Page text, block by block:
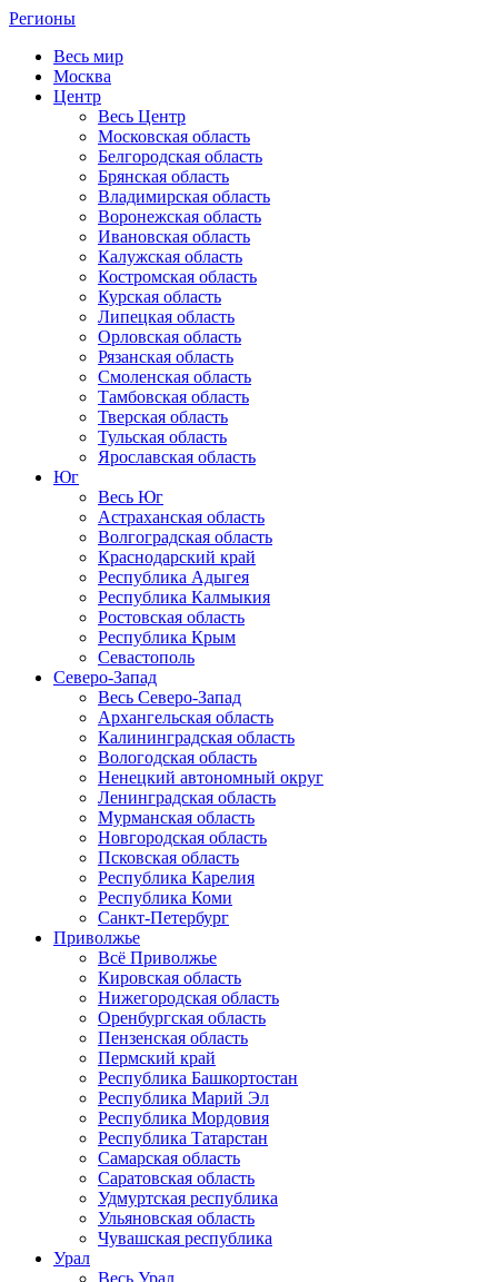
Регионы
Весь мир
Москва
Центр
Весь Центр
Московская область
Белгородская область
Брянская область
Владимирская область
Воронежская область
Ивановская область
Калужская область
Костромская область
Курская область
Липецкая область
Орловская область
Рязанская область
Смоленская область
Тамбовская область
Тверская область
Тульская область
Ярославская область
Юг
Весь Юг
Астраханская область
Волгоградская область
Краснодарский край
Республика Адыгея
Республика Калмыкия
Ростовская область
Республика Крым
Севастополь
Северо-Запад
Весь Северо-Запад
Архангельская область
Калининградская область
Вологодская область
Ненецкий автономный округ
Ленинградская область
Мурманская область
Новгородская область
Псковская область
Республика Карелия
Республика Коми
Санкт-Петербург
Приволжье
Всё Приволжье
Кировская область
Нижегородская область
Оренбургская область
Пензенская область
Пермский край
Республика Башкортостан
Республика Марий Эл
Республика Мордовия
Республика Татарстан
Самарская область
Саратовская область
Удмуртская республика
Ульяновская область
Чувашская республика
Урал
Весь Урал